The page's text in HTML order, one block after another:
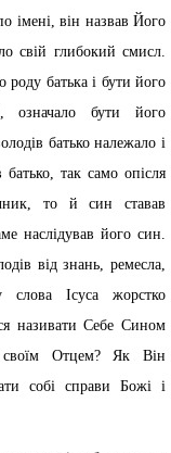
імені, він назвав Його
свій глибокий смисл.
роду батька і бути його
означало бути його
батько належало і
так само опісля
то й син ставав
наслідував його син.
від знань, ремесла,
слова Ісуса жорстко
називати Себе Сином
своїм Отцем? Як Він
собі справи Божі і